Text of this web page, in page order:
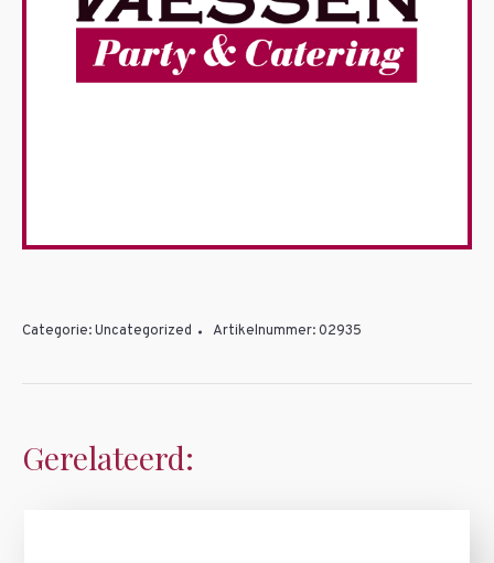
Categorie:Uncategorized Artikelnummer:02935
Gerelateerd: